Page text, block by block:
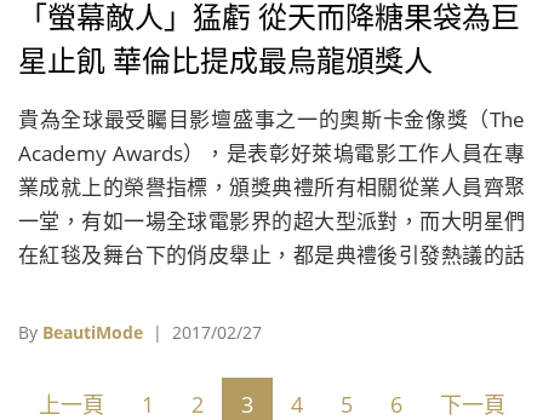
「螢幕敵人」猛虧 從天而降糖果袋為巨
星止飢 華倫比提成最烏龍頒獎人
貴為全球最受矚目影壇盛事之一的奧斯卡金像獎（The
Academy Awards），是表彰好萊塢電影工作人員在專
業成就上的榮譽指標，頒獎典禮所有相關從業人員齊聚
一堂，有如一場全球電影界的超大型派對，而大明星們
在紅毯及舞台下的俏皮舉止，都是典禮後引發熱議的話
By BeautiMode | 2017/02/27
上一頁 1 2 3 4 5 6 下一頁